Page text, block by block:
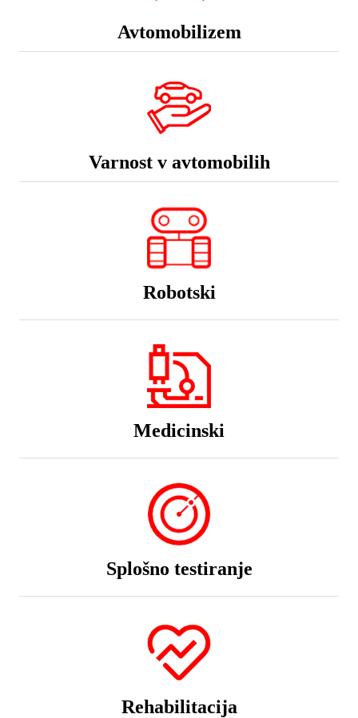
Avtomobilizem
Varnost v avtomobilih
Robotski
Medicinski
Splošno testiranje
Rehabilitacija